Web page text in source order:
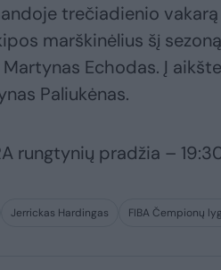
trečiadienio
marškinėlius šį
Echodas. Į
Paliukėnas.
rungtynių pradžia –
Jerrickas Hardingas FIBA Čempionų